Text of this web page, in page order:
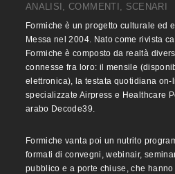
ANALISI, COMMENTI, SCENARI
Formiche è un progetto culturale ed
Messa nel 2004. Nato come rivista
Formiche è composto da realtà
connesse fra loro: il mensile
elettronica), la testata quotidiana
specializzate Airpress e Healthcare
arabo Decode39.
Formiche vanta poi un nutrito
formati di convegni, webinair,
pubblico e a porte chiuse, che